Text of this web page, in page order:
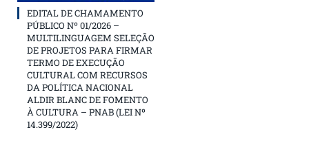
EDITAL DE CHAMAMENTO
PÚBLICO Nº 01/2026 –
MULTILINGUAGEM SELEÇÃO
DE PROJETOS PARA FIRMAR
TERMO DE EXECUÇÃO
CULTURAL COM RECURSOS
DA POLÍTICA NACIONAL
ALDIR BLANC DE FOMENTO
À CULTURA – PNAB (LEI Nº
14.399/2022)